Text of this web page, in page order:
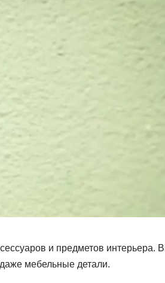
и предметов интерьера.
мебельные детали.